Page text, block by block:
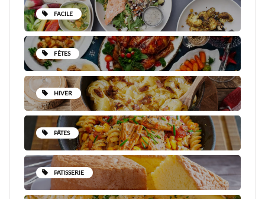
FACILE
FÊTES
HIVER
PÂTES
PATISSERIE